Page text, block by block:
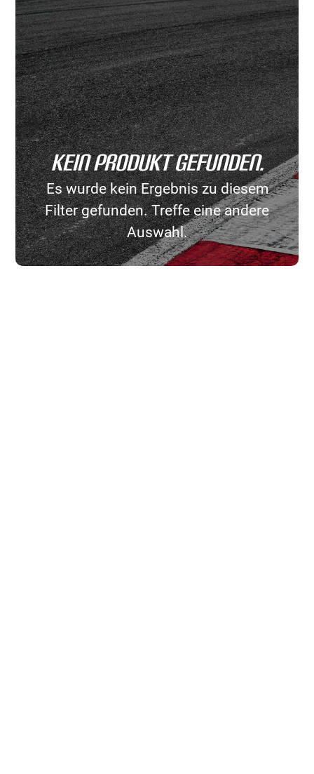
Kein Produkt gefunden.
Es wurde kein Ergebnis zu diesem
Filter gefunden. Treffe eine andere
Auswahl.